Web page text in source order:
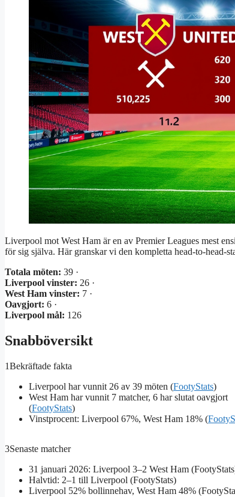
Liverpool mot West Ham är en av Premier Leagues mest
för sig själva. Här granskar vi den kompletta head-to-head-
Totala möten: 39 ·
Liverpool vinster: 26 ·
West Ham vinster: 7 ·
Oavgjort: 6 ·
Liverpool mål: 126
Snabböversikt
1Bekräftade fakta
Liverpool har vunnit 26 av 39 möten (FootyStats)
West Ham har vunnit 7 matcher, 6 har slutat oavgjort
(FootyStats)
Vinstprocent: Liverpool 67%, West Ham 18% (
3Senaste matcher
31 januari 2026: Liverpool 3–2 West Ham
Halvtid: 2–1 till Liverpool (FootyStats)
Liverpool 52% bollinnehav, West Ham 48%